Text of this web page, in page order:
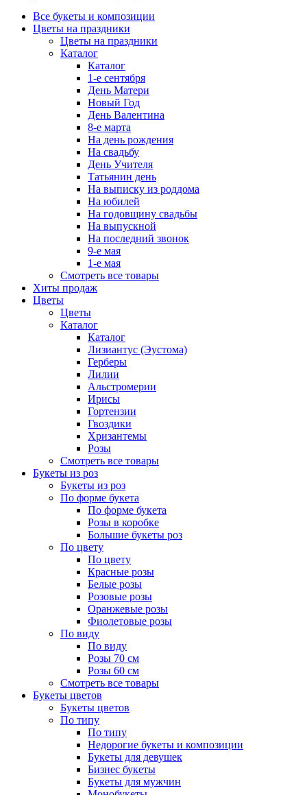
Все букеты и композиции
Цветы на праздники
Цветы на праздники
Каталог
Каталог
1-е сентября
День Матери
Новый Год
День Валентина
8-е марта
На день рождения
На свадьбу
День Учителя
Татьянин день
На выписку из роддома
На юбилей
На годовщину свадьбы
На выпускной
На последний звонок
9-е мая
1-е мая
Смотреть все товары
Хиты продаж
Цветы
Цветы
Каталог
Каталог
Лизиантус (Эустома)
Герберы
Лилии
Альстромерии
Ирисы
Гортензии
Гвоздики
Хризантемы
Розы
Смотреть все товары
Букеты из роз
Букеты из роз
По форме букета
По форме букета
Розы в коробке
Большие букеты роз
По цвету
По цвету
Красные розы
Белые розы
Розовые розы
Оранжевые розы
Фиолетовые розы
По виду
По виду
Розы 70 см
Розы 60 см
Смотреть все товары
Букеты цветов
Букеты цветов
По типу
По типу
Недорогие букеты и композиции
Букеты для девушек
Бизнес букеты
Букеты для мужчин